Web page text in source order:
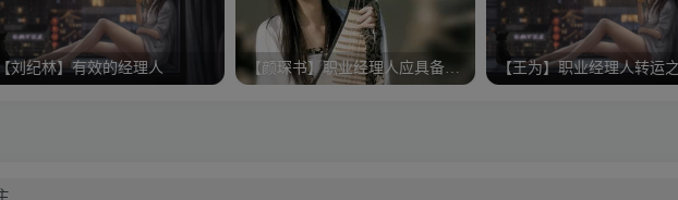
【刘纪林】有效的经理人 【王为】职业经理人转运